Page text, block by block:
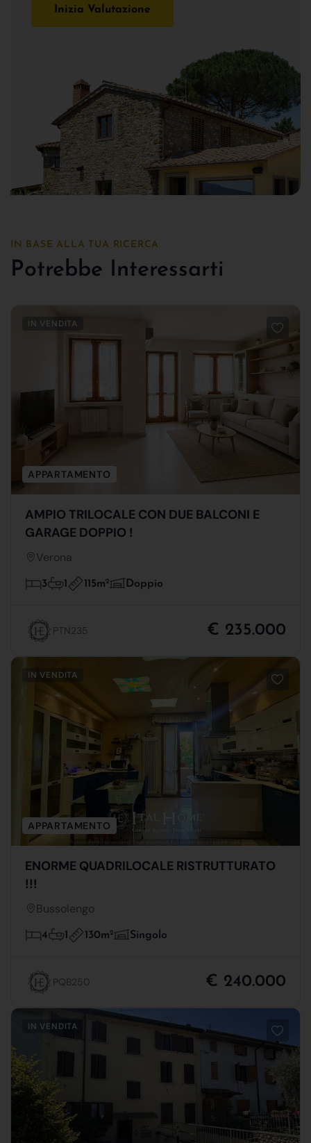
Inizia Valutazione
IN BASE ALLA TUA RICERCA
Potrebbe Interessarti
IN VENDITA
APPARTAMENTO
AMPIO TRILOCALE CON DUE BALCONI E
GARAGE DOPPIO !
Verona
3 1 115m2 Doppio
PTN235 € 235.000
IN VENDITA
APPARTAMENTO
ENORME QUADRILOCALE RISTRUTTURATO
!!!
Bussolengo
4 1 130m2 Singolo
PQB250 € 240.000
IN VENDITA